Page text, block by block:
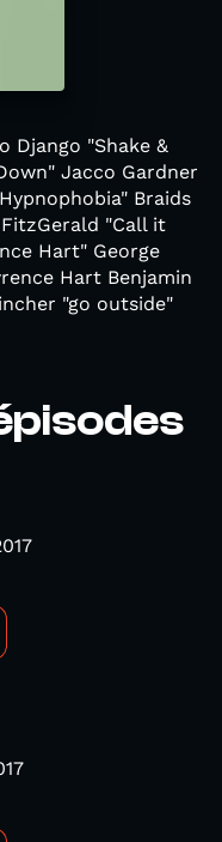
Django "Shake &
Jacco Gardner
Braids
"Call it
Hart" George
Hart Benjamin
"go outside"